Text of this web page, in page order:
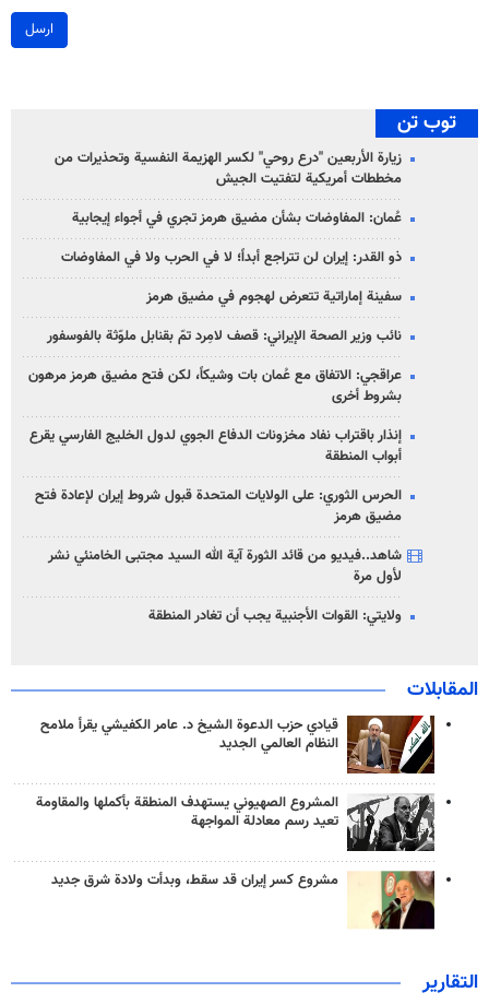
ارسل
توب تن
زيارة الأربعين "درع روحي" لكسر الهزيمة النفسية وتحذيرات من
مخططات أمريكية لتفتيت الجيش
عُمان: المفاوضات بشأن مضيق هرمز تجري في أجواء إيجابية
ذو القدر: إيران لن تتراجع أبداً؛ لا في الحرب ولا في المفاوضات
سفينة إماراتية تتعرض لهجوم في مضيق هرمز
نائب وزير الصحة الإيراني: قصف لامِرد تمّ بقنابل ملوّثة بالفوسفور
عراقجي: الاتفاق مع عُمان بات وشيكاً، لكن فتح مضيق هرمز مرهون
بشروط أخرى
إنذار باقتراب نفاد مخزونات الدفاع الجوي لدول الخليج الفارسي يقرع
أبواب المنطقة
الحرس الثوري: على الولايات المتحدة قبول شروط إيران لإعادة فتح
مضيق هرمز
شاهد..فيديو من قائد الثورة آية الله السيد مجتبى الخامنئي نشر
لأول مرة
ولايتي: القوات الأجنبية يجب أن تغادر المنطقة
المقابلات
قيادي حزب الدعوة الشيخ د. عامر الكفيشي يقرأ ملامح
النظام العالمي الجديد
المشروع الصهيوني يستهدف المنطقة بأكملها والمقاومة
تعيد رسم معادلة المواجهة
مشروع كسر إيران قد سقط، وبدأت ولادة شرق جديد
التقارير